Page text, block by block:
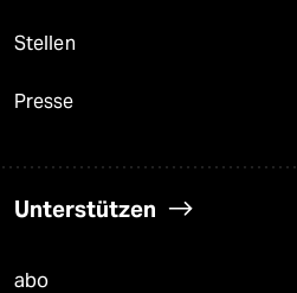
Stellen
Presse
Unterstützen
abo